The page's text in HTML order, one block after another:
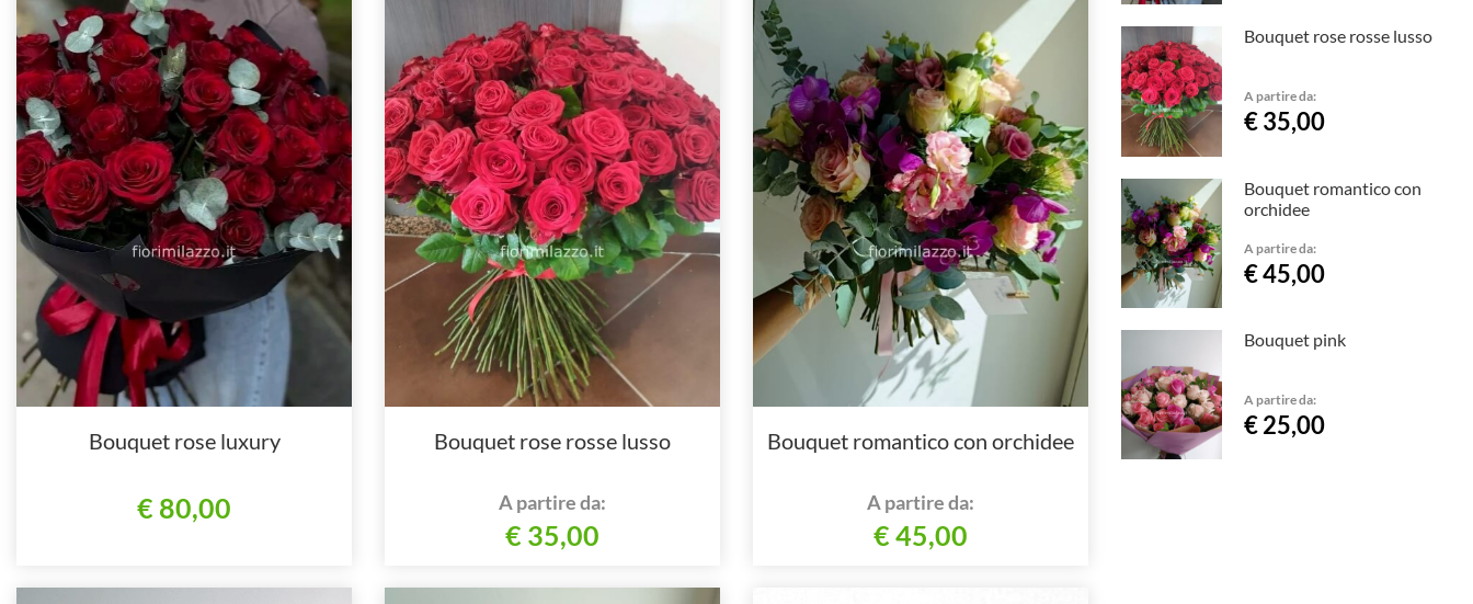
Bouquet rose luxury
€ 80,00
Bouquet rose rosse lusso
A partire da:
€ 35,00
Bouquet romantico con orchidee
A partire da:
€ 45,00
Bouquet rose rosse lusso
A partire da:
€ 35,00
Bouquet romantico con
orchidee
A partire da:
€ 45,00
Bouquet pink
A partire da:
€ 25,00